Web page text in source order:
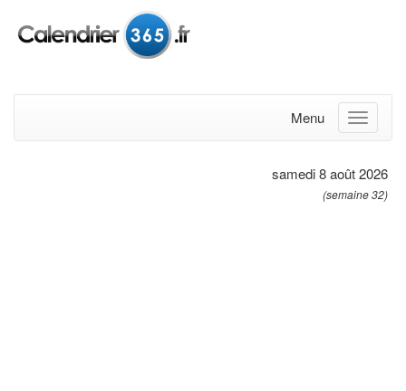
Menu
samedi 8 août 2026
(semaine 32)